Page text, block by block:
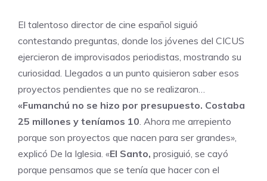
El talentoso director de cine español siguió
contestando preguntas, donde los jóvenes del CICUS
ejercieron de improvisados periodistas, mostrando su
curiosidad. Llegados a un punto quisieron saber esos
proyectos pendientes que no se realizaron…
«Fumanchú no se hizo por presupuesto. Costaba
25 millones y teníamos 10 . Ahora me arrepiento
porque son proyectos que nacen para ser grandes»,
explicó De la Iglesia. «El Santo, prosiguió, se cayó
porque pensamos que se tenía que hacer con el